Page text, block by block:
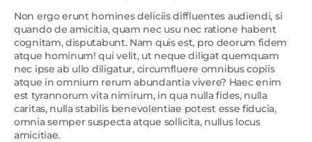
Non ergo erunt homines deliciis diffluentes audiendi, si
quando de amicitia, quam nec usu nec ratione habent
cognitam, disputabunt. Nam quis est, pro deorum fidem
atque hominum! qui velit, ut neque diligat quemquam
nec ipse ab ullo diligatur, circumfluere omnibus copiis
atque in omnium rerum abundantia vivere? Haec enim
est tyrannorum vita nimirum, in qua nulla fides, nulla
caritas, nulla stabilis benevolentiae potest esse fiducia,
omnia semper suspecta atque sollicita, nullus locus
amicitiae.